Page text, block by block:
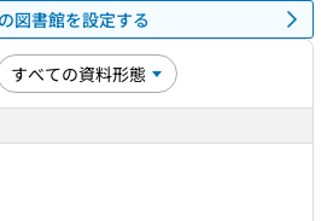
図書館を設定する